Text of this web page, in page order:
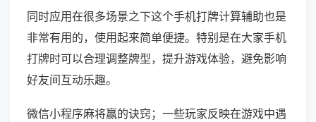
同时应用在很多场景之下这个手机打牌计算辅助也是
非常有用的，使用起来简单便捷。特别是在大家手机
打牌时可以合理调整牌型，提升游戏体验，避免影响
好友间互动乐趣。
微信小程序麻将赢的诀窍；一些玩家反映在游戏中遇